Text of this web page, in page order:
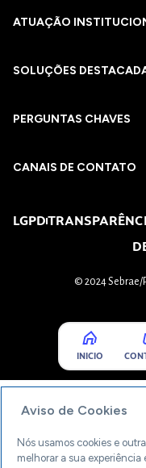
ATUAÇÃO
SOLUÇÕES
PERGUNTAS CHAVES​
CANAIS DE CONTATO
LGPD
© 2024 Sebrae/
INICIO
Aviso de Cookies
Nós usamos cookies e
melhorar a sua experiência